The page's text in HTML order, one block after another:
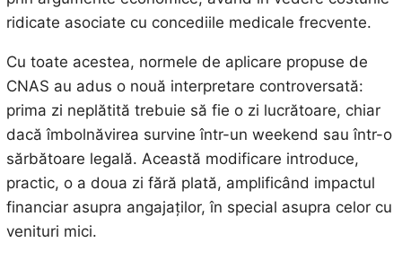
ridicate asociate cu concediile medicale frecvente.
Cu toate acestea, normele de aplicare propuse de
CNAS au adus o nouă interpretare controversată:
prima zi neplătită trebuie să fie o zi lucrătoare, chiar
dacă îmbolnăvirea survine într-un weekend sau într-o
sărbătoare legală. Această modificare introduce,
practic, o a doua zi fără plată, amplificând impactul
financiar asupra angajaților, în special asupra celor cu
venituri mici.